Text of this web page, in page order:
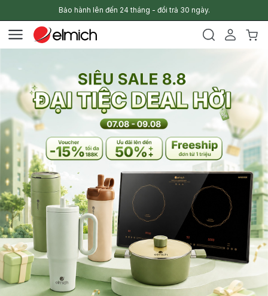
Bảo hành lên đến 24 tháng - đổi trả 30 ngày.